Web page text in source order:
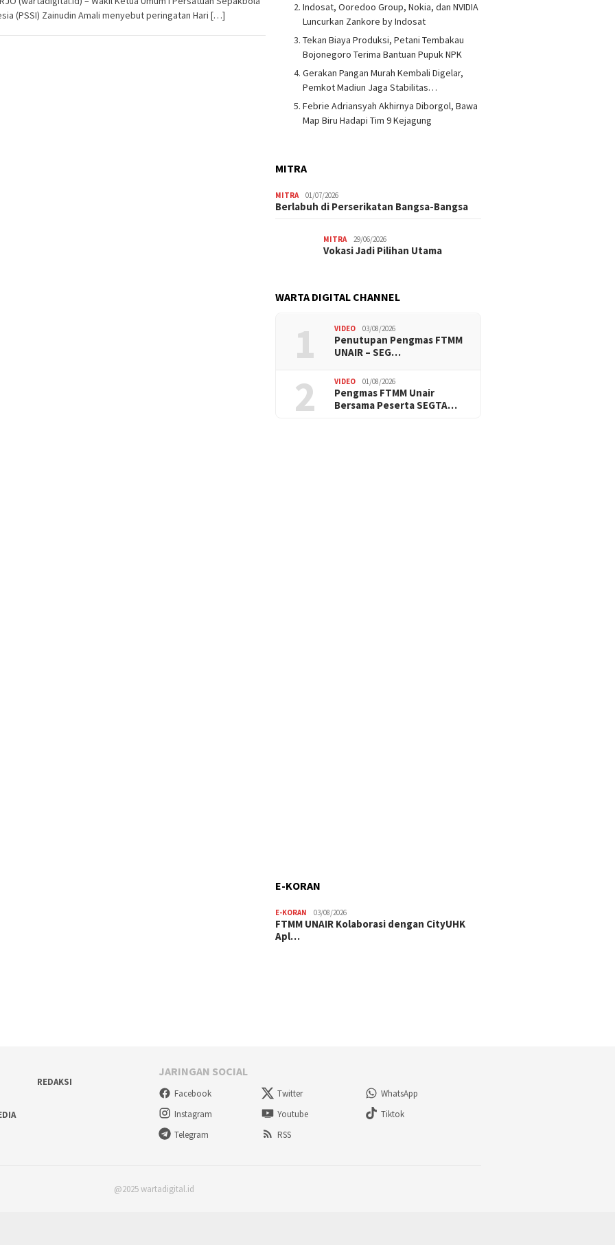
(PSSI) Zainudin Amali menyebut peringatan Hari […]
Indosat, Ooredoo Group, Nokia, dan NVIDIA
Luncurkan Zankore by Indosat
Tekan Biaya Produksi, Petani Tembakau
Bojonegoro Terima Bantuan Pupuk NPK
Gerakan Pangan Murah Kembali Digelar,
Pemkot Madiun Jaga Stabilitas…
Febrie Adriansyah Akhirnya Diborgol, Bawa
Map Biru Hadapi Tim 9 Kejagung
MITRA
MITRA 01/07/2026
Berlabuh di Perserikatan Bangsa-Bangsa
MITRA 29/06/2026
Vokasi Jadi Pilihan Utama
WARTA DIGITAL CHANNEL
1 VIDEO 03/08/2026
Penutupan Pengmas FTMM
UNAIR – SEG…
2 VIDEO 01/08/2026
Pengmas FTMM Unair
Bersama Peserta SEGTA…
E-KORAN
E-KORAN 03/08/2026
FTMM UNAIR Kolaborasi dengan CityUHK
Apl…
REDAKSI
JARINGAN SOCIAL
Facebook Twitter
WhatsApp
Instagram
Youtube
Tiktok
Telegram
RSS
@2025 wartadigital.id